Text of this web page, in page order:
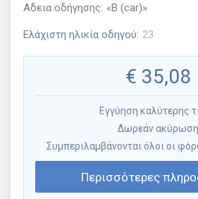
Αδεια οδήγησης: «B (car)»
Ελάχιστη ηλικία οδηγού: 23
€ 35,08
Εγγύηση καλύτερης
Δωρεάν ακύρωση
Συμπεριλαμβάνονται όλοι οι
Περισσότερες